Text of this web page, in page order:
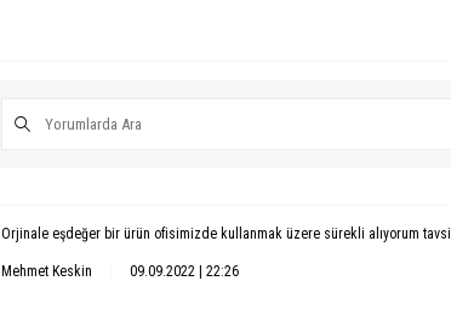
Orjinale eşdeğer bir ürün ofisimizde kullanmak üzere sürekli alıyorum
Mehmet Keskin 09.09.2022 | 22:26